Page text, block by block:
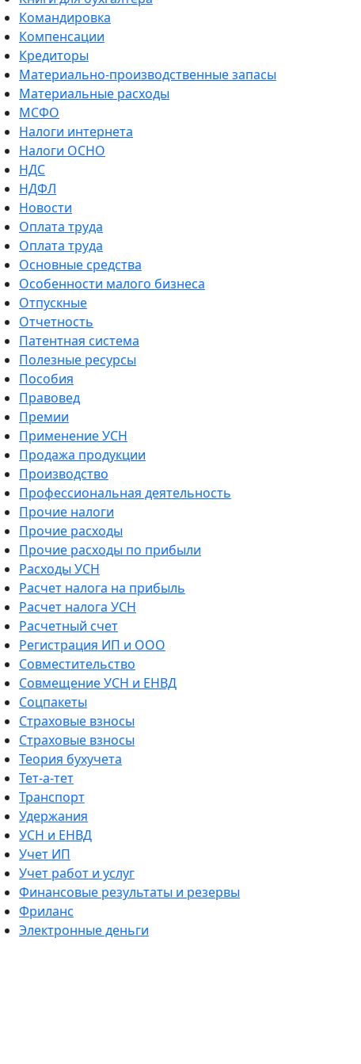
Командировка
Компенсации
Кредиторы
Материально-производственные запасы
Материальные расходы
МСФО
Налоги интернета
Налоги ОСНО
НДС
НДФЛ
Новости
Оплата труда
Оплата труда
Основные средства
Особенности малого бизнеса
Отпускные
Отчетность
Патентная система
Полезные ресурсы
Пособия
Правовед
Премии
Применение УСН
Продажа продукции
Производство
Профессиональная деятельность
Прочие налоги
Прочие расходы
Прочие расходы по прибыли
Расходы УСН
Расчет налога на прибыль
Расчет налога УСН
Расчетный счет
Регистрация ИП и ООО
Совместительство
Совмещение УСН и ЕНВД
Соцпакеты
Страховые взносы
Страховые взносы
Теория бухучета
Тет-а-тет
Транспорт
Удержания
УСН и ЕНВД
Учет ИП
Учет работ и услуг
Финансовые результаты и резервы
Фриланс
Электронные деньги